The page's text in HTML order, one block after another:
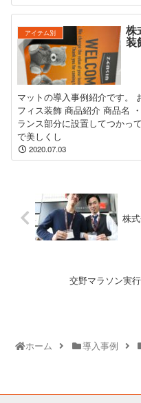
アイテム別 株
装
マットの導入事例紹介です。
フィス装飾 商品紹介 商品名
ランス部分に設置してつかっ
で美しくし
2020.07.03
株
交野マラソン実
ホーム 導入事例